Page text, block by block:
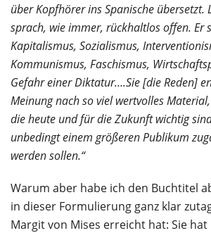
über Kopfhörer ins Spanische übersetzt.
sprach, wie immer, rückhaltlos offen. Er
Kapitalismus, Sozialismus,
Kommunismus, Faschismus,
Gefahr einer Diktatur….Sie [die Reden]
Meinung nach so viel wertvolles
die heute und für die Zukunft wichtig
unbedingt einem größeren Publikum
werden sollen.“
Warum aber habe ich den Buchtitel
in dieser Formulierung ganz klar
Margit von Mises erreicht hat: Sie